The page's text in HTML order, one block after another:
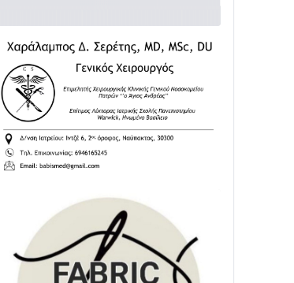
Διαβάστε την «Ναυπακτία» που
κυκλοφορεί
31/07 • 08:16
Δωρίδα για Όλους: «Καμία εκχώρηση
των νερών στην ΕΥΔΑΠ»
28/07 • 21:46
ΕΚΤΑΚΤΟ – ΝΑΥΠΑΚΤΙΑ: ΣΥΝΑΓΕΡΜΟΣ
ΣΤΗΝ ΠΥΡΟΣΒΕΣΤΙΚΗ ΓΙΑ ΦΩΤΙΑ ΣΤΟΝ
ΑΓΙΟ ΗΛΙΑ ΠΡΙΝ ΤΗ ΓΡΑΝΙΤΣΑ